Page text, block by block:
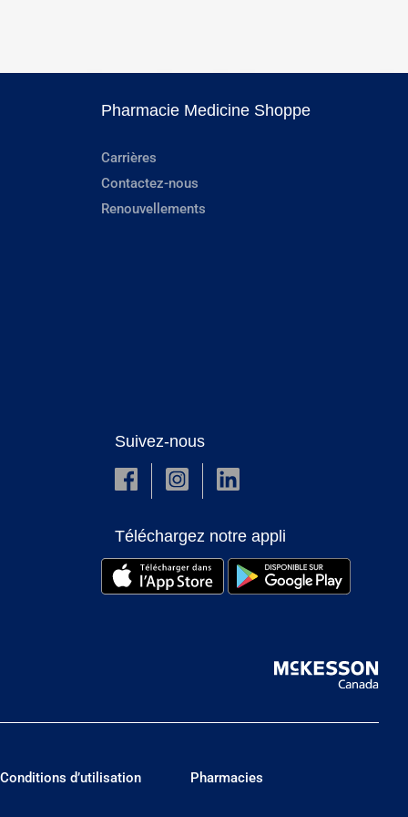
Pharmacie Medicine Shoppe
Carrières
Contactez-nous
Renouvellements
Suivez-nous
Téléchargez notre appli
Conditions d’utilisation Pharmacies